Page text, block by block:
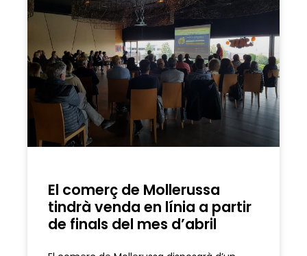
El comerç de Mollerussa
tindrà venda en línia a partir
de finals del mes d’abril